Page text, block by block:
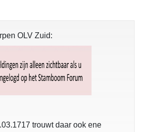
OLV Zuid:
trouwt daar ook ene